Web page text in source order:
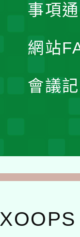
事項
網站
會議
XOOPS